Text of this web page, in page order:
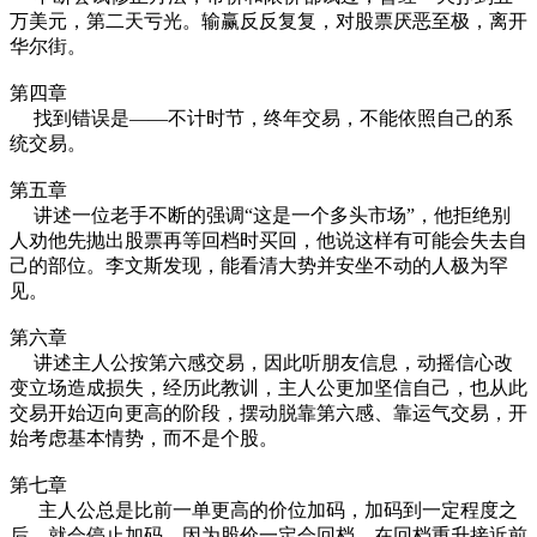
万美元，第二天亏光。输赢反反复复，对股票厌恶至极，离开
华尔街。
第四章
找到错误是——不计时节，终年交易，不能依照自己的系
统交易。
第五章
讲述一位老手不断的强调“这是一个多头市场”，他拒绝别
人劝他先抛出股票再等回档时买回，他说这样有可能会失去自
己的部位。李文斯发现，能看清大势并安坐不动的人极为罕
见。
第六章
讲述主人公按第六感交易，因此听朋友信息，动摇信心改
变立场造成损失，经历此教训，主人公更加坚信自己，也从此
交易开始迈向更高的阶段，摆动脱靠第六感、靠运气交易，开
始考虑基本情势，而不是个股。
第七章
主人公总是比前一单更高的价位加码，加码到一定程度之